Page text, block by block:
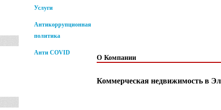
Услуги
Антикоррупционная
политика
Анти COVID
О Компании
Коммерческая недвижимость в